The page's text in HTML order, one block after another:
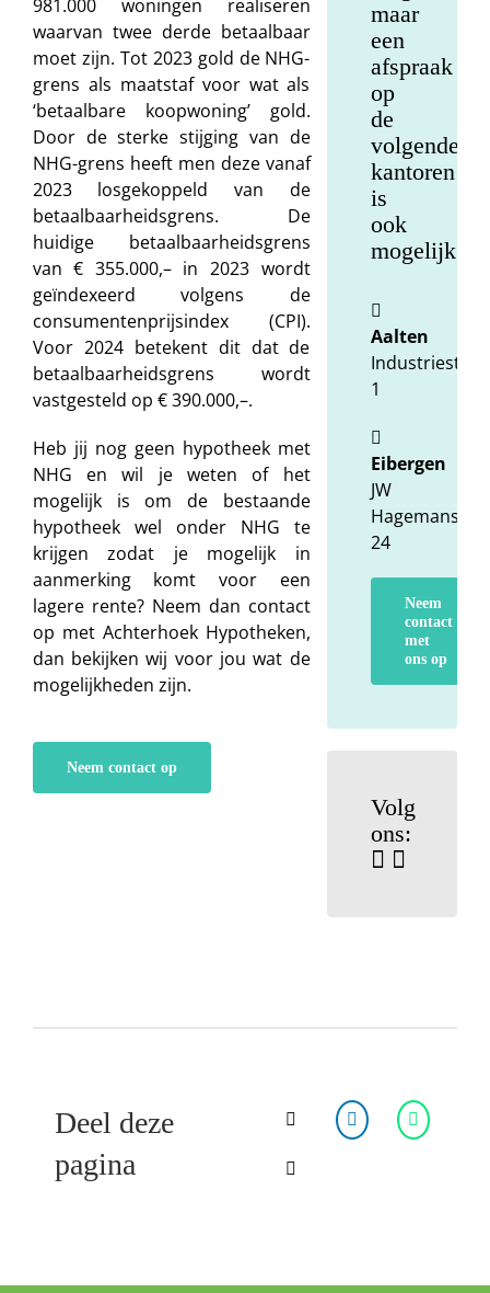
981.000 woningen realiseren
waarvan twee derde betaalbaar
moet zijn. Tot 2023 gold de NHG-
grens als maatstaf voor wat als
‘betaalbare koopwoning’ gold.
Door de sterke stijging van de
NHG-grens heeft men deze vanaf
2023 losgekoppeld van de
betaalbaarheidsgrens. De
huidige betaalbaarheidsgrens
van € 355.000,– in 2023 wordt
geïndexeerd volgens de
consumentenprijsindex (CPI).
Voor 2024 betekent dit dat de
betaalbaarheidsgrens wordt
vastgesteld op € 390.000,–.
Heb jij nog geen hypotheek met
NHG en wil je weten of het
mogelijk is om de bestaande
hypotheek wel onder NHG te
krijgen zodat je mogelijk in
aanmerking komt voor een
lagere rente? Neem dan contact
op met Achterhoek Hypotheken,
dan bekijken wij voor jou wat de
mogelijkheden zijn.
Neem contact op
maar
een
afspraak
op
de
volgende
kantoren
is
ook
mogelijk.
Aalten
1
Eibergen
JW
24
Neem
contact
met
ons op
Volg
ons:
Deel deze
pagina